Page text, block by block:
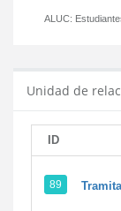
ALUC:
Unidad de
ID
89